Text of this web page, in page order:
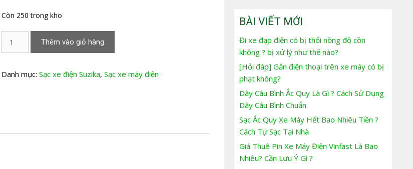
Còn 250 trong kho
điện
lượng
Thêm vào giỏ hàng
Danh mục: Sạc xe điện Suzika, Sạc xe máy điện
BÀI VIẾT MỚI
Đi xe đạp điện có bị thổi nồng độ cồn
không ? bị xử lý như thế nào?
[Hỏi đáp] Gắn điện thoại trên xe máy có bị
phạt không?
Dây Câu Bình Ắc Quy Là Gì ? Cách Sử Dụng
Dây Câu Bình Chuẩn
Sạc Ắc Quy Xe Máy Hết Bao Nhiêu Tiền ?
Cách Tự Sạc Tại Nhà
Giá Thuê Pin Xe Máy Điện Vinfast Là Bao
Nhiêu? Cần Lưu Ý Gì ?